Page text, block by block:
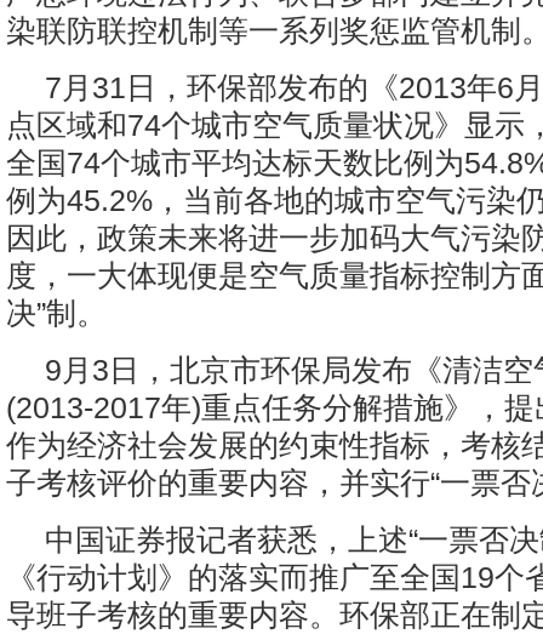
染联防联控机制等一系列奖惩监管机制
7月31日，环保部发布的《2013年6
点区域和74个城市空气质量状况》显示
全国74个城市平均达标天数比例为
例为45.2%，当前各地的城市空气污染
因此，政策未来将进一步加码大气污染
度，一大体现便是空气质量指标控制方
决”制。
9月3日，北京市环保局发布《清洁空
(2013-2017年)重点任务分解措施》，
作为经济社会发展的约束性指标，考核
子考核评价的重要内容，并实行“一票否
中国证券报记者获悉，上述“一票否
《行动计划》的落实而推广至全国19个
导班子考核的重要内容。环保部正在制